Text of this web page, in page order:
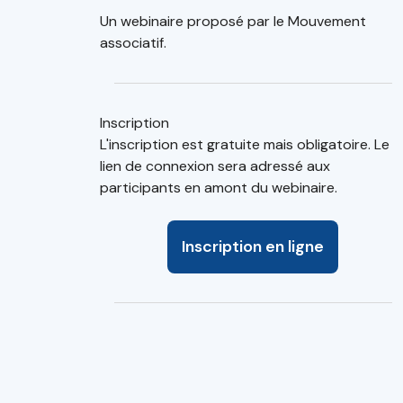
Un webinaire proposé par le Mouvement
associatif.
Inscription
L'inscription est gratuite mais obligatoire. Le
lien de connexion sera adressé aux
participants en amont du webinaire.
Inscription en ligne